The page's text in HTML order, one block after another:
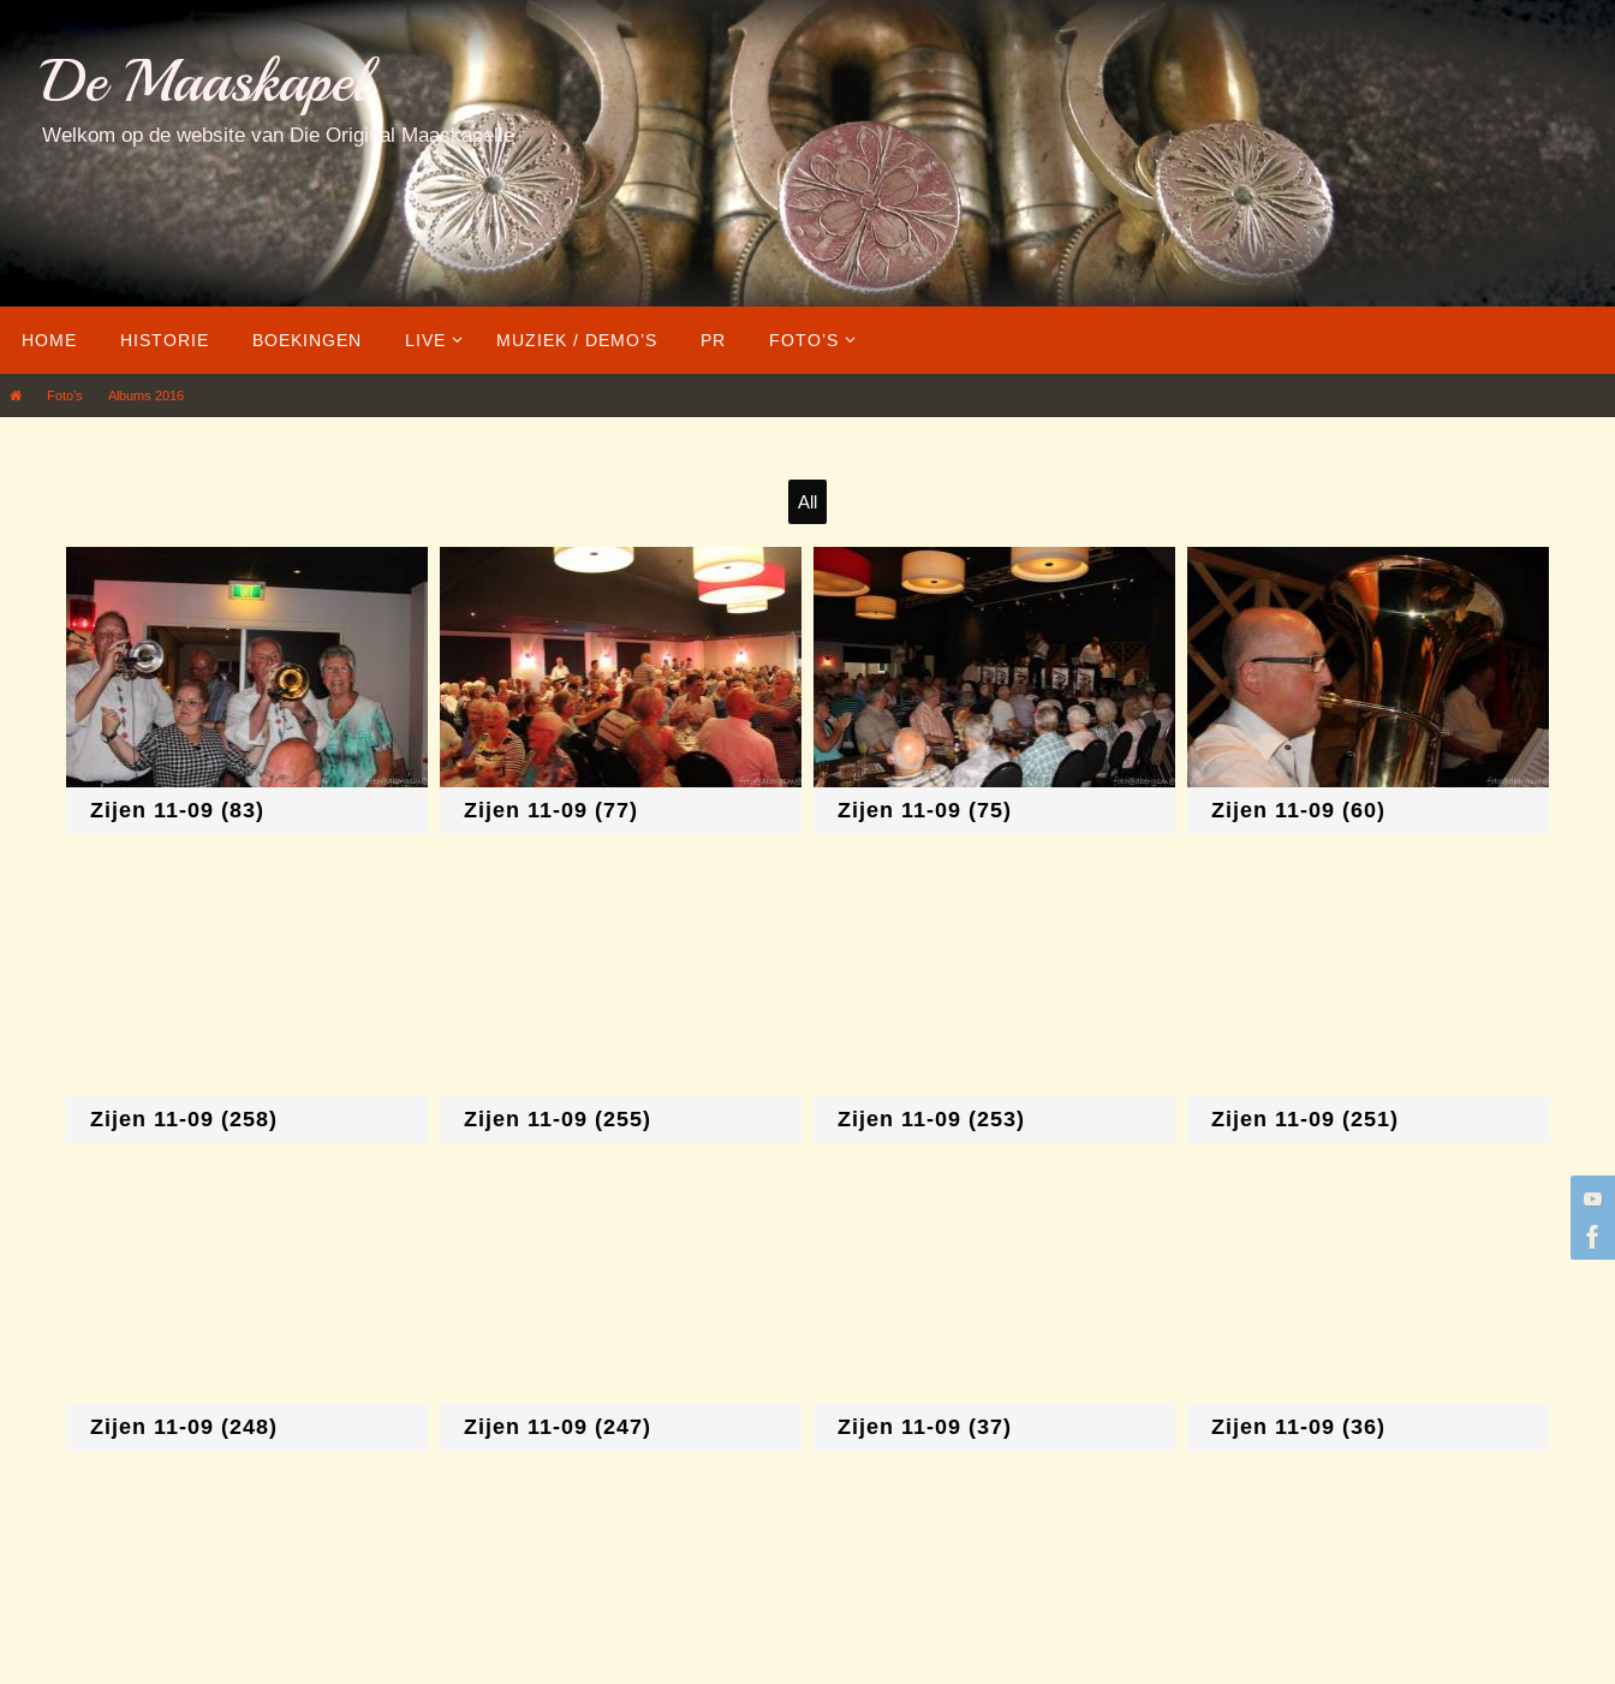
inhoudDe Maaskapel
Welkom op de website van Die Original Maaskapelle
naar
de
HOME HISTORIE BOEKINGEN LIVE MUZIEK / DEMO’S PR FOTO’S
HomeFoto’s Albums 2016
All
Zijen 11-09 (83)
Zijen 11-09 (258)
Zijen 11-09 (248)
Zijen 11-09 (77)
Zijen 11-09 (255)
Zijen 11-09 (247)
Zijen 11-09 (75)
Zijen 11-09 (253)
Zijen 11-09 (37)
Zijen 11-09 (60)
Zijen 11-09 (251)
Zijen 11-09 (36)